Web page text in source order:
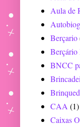
Aula de
Berçario
BNCC
CAA (1)
Caixas